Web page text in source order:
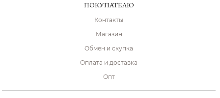
ПОКУПАТЕЛЮ
Контакты
Магазин
Обмен и скупка
Оплата и доставка
Опт